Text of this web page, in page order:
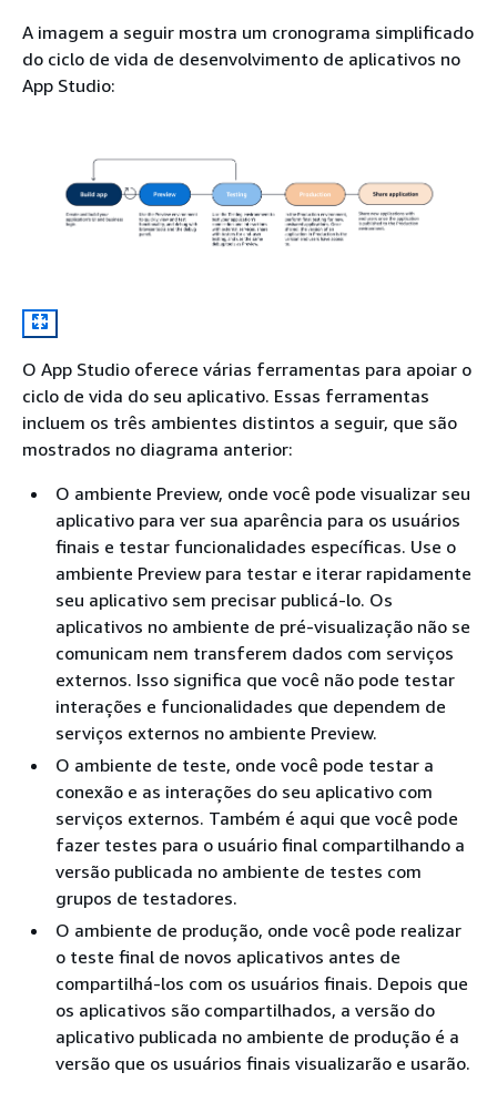
A imagem a seguir mostra um cronograma simplificado
do ciclo de vida de desenvolvimento de aplicativos no
App Studio:
O App Studio oferece várias ferramentas para apoiar o
ciclo de vida do seu aplicativo. Essas ferramentas
incluem os três ambientes distintos a seguir, que são
mostrados no diagrama anterior:
O ambiente Preview, onde você pode visualizar seu
aplicativo para ver sua aparência para os usuários
finais e testar funcionalidades específicas. Use o
ambiente Preview para testar e iterar rapidamente
seu aplicativo sem precisar publicá-lo. Os
aplicativos no ambiente de pré-visualização não se
comunicam nem transferem dados com serviços
externos. Isso significa que você não pode testar
interações e funcionalidades que dependem de
serviços externos no ambiente Preview.
O ambiente de teste, onde você pode testar a
conexão e as interações do seu aplicativo com
serviços externos. Também é aqui que você pode
fazer testes para o usuário final compartilhando a
versão publicada no ambiente de testes com
grupos de testadores.
O ambiente de produção, onde você pode realizar
o teste final de novos aplicativos antes de
compartilhá-los com os usuários finais. Depois que
os aplicativos são compartilhados, a versão do
aplicativo publicada no ambiente de produção é a
versão que os usuários finais visualizarão e usarão.